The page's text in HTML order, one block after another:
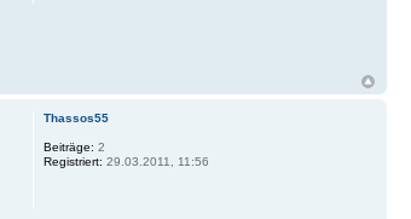
Thassos55
Beiträge: 2
Registriert: 29.03.2011, 11:56